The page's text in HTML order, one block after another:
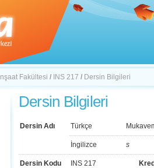
İnşaat Fakültesi / INS 217 / Dersin Bilgileri
Dersin Bilgileri
Dersin Adı Türkçe
İngilizce s
Dersin Kodu INS 217